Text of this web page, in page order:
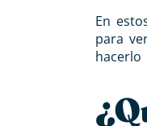
En
para